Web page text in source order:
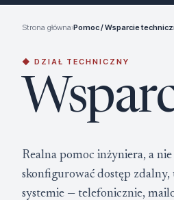
Strona główna›Pomoc / Wsparcie
◆ DZIAŁ TECHNICZNY
Realna pomoc inżyniera, a
skonfigurować dostęp
systemie — telefonicznie,